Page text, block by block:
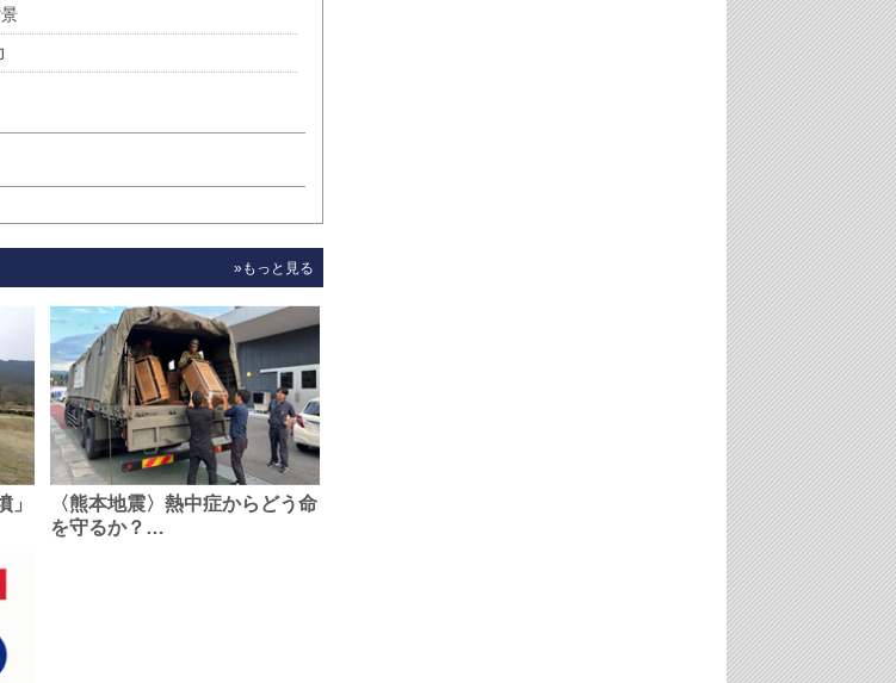
»もっと見る
」
〈熊本地震〉熱中症からどう命
を守るか？…